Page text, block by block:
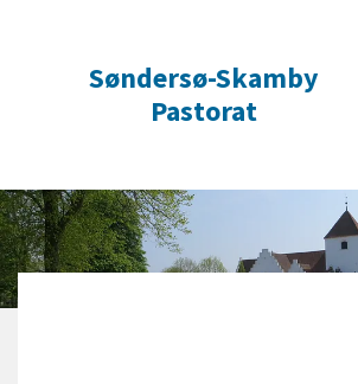
Søndersø-Skamby
Pastorat